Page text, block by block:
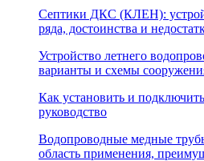
Септики ДКС (КЛЕН):
ряда, достоинства и
Устройство летнего
варианты и схемы
Как установить и
руководство
Водопроводные медные
область применения,